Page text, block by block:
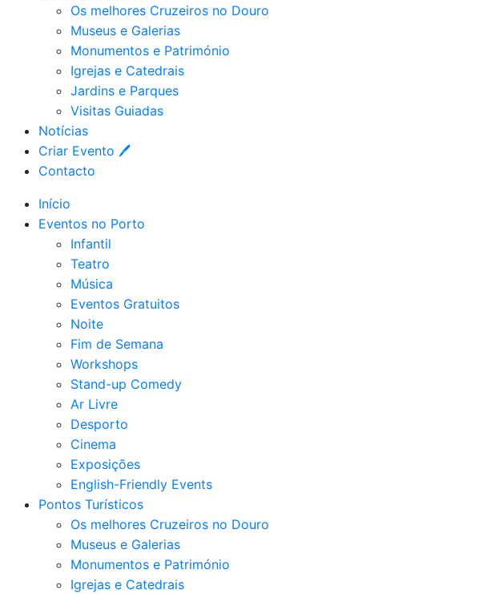
Os melhores Cruzeiros no Douro​
Museus e Galerias
Monumentos e Património
Igrejas e Catedrais
Jardins e Parques
Visitas Guiadas
Notícias
Criar Evento 🖊
Contacto
Início
Eventos no Porto
Infantil
Teatro
Música
Eventos Gratuitos
Noite
Fim de Semana
Workshops
Stand-up Comedy
Ar Livre
Desporto
Cinema
Exposições
English-Friendly Events
Pontos Turísticos
Os melhores Cruzeiros no Douro​
Museus e Galerias
Monumentos e Património
Igrejas e Catedrais